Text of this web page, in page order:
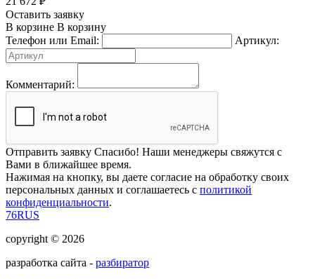
Оставить заявку
В корзине В корзину
Телефон или Email:
Артикул:
Комментарий:
Отправить заявку Спасибо! Наши менеджеры свяжутся с
Вами в ближайшее время.
Нажимая на кнопку, вы даете согласие на обработку своих
персональных данных и соглашаетесь с политикой
конфиденциальности.
76RUS
copyright © 2026
разработка сайта - разбиратор